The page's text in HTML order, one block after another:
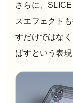
さらに、
スエフェクト
すだけではな
ばすという表